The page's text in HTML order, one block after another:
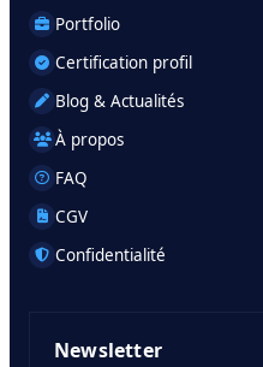
Portfolio
Certification profil
Blog & Actualités
À propos
FAQ
CGV
Confidentialité
Newsletter